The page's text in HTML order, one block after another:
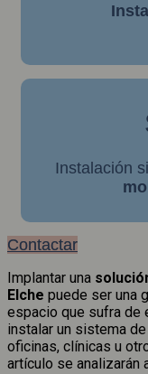
Instalación
Contactar
Implantar una
Elche puede ser una
espacio que sufra de
instalar un sistema
oficinas, clínicas u
artículo se analizarán